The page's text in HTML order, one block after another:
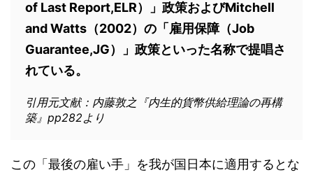
of Last Report,ELR）」政策およびMitchell
and Watts（2002）の「雇用保障（Job
Guarantee,JG）」政策といった名称で提唱さ
れている。
引用元文献：内藤敦之『内生的貨幣供給理論の再構
築』pp282より
この「最後の雇い手」を我が国日本に適用するとな